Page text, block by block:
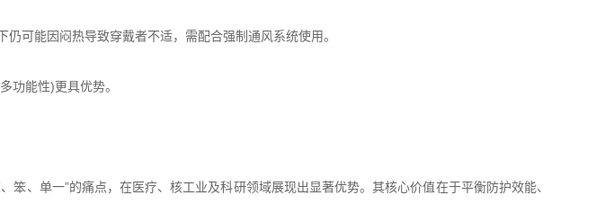
可能因闷热导致穿戴者不适，需配合强制通风系统使用。
功能性)更具优势。
单一”的痛点，在医疗、核工业及科研领域展现出显著优势。其核心价值在于平衡防护效能、